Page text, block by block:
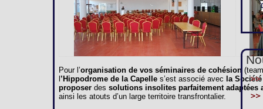
Pour l’organisation de vos séminaires de cohésion
’Hippodrome de la Capelles’est associé avec la
proposer des solutions insolites parfaitement adaptées
ainsi les atouts d’un large territoire transfrontalier.